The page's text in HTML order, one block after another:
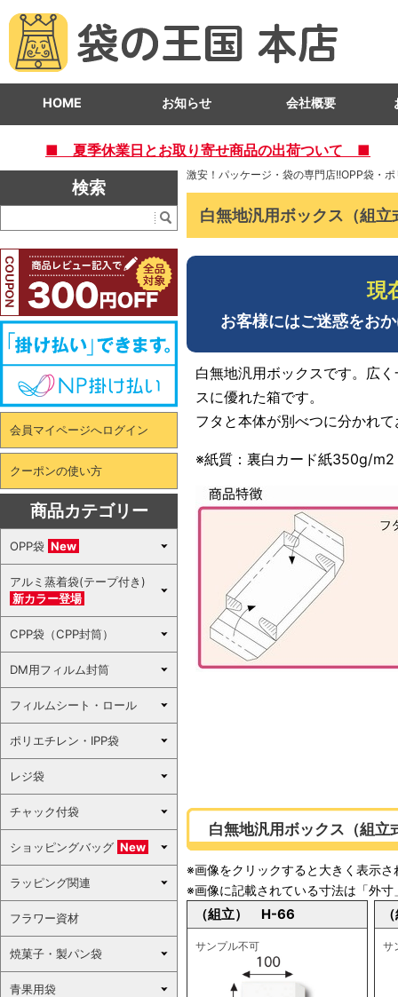
HOME お知らせ 会社概要
■ 夏季休業日とお取り寄せ商品の出荷ついて ■
激安！パッケージ・袋の専門店!!OPP袋・
白無地汎用ボックス（組立
現
お客様にはご迷惑をお
白無地汎用ボックスです。広
スに優れた箱です。
フタと本体が別べつに分かれ
※紙質：裏白カード紙350g/m2
白無地汎用ボックス（組立
※画像をクリックすると大きく表示さ
※画像に記載されている寸法は「外
（組立） H-66
サンプル不可 サ
検索
会員マイページへログイン
クーポンの使い方
商品カテゴリー
OPP袋 New
アルミ蒸着袋(テープ付き)
新カラー登場
CPP袋（CPP封筒）
DM用フィルム封筒
フィルムシート・ロール
ポリエチレン・IPP袋
レジ袋
チャック付袋
ショッピングバッグ New
ラッピング関連
フラワー資材
焼菓子・製パン袋
青果用袋